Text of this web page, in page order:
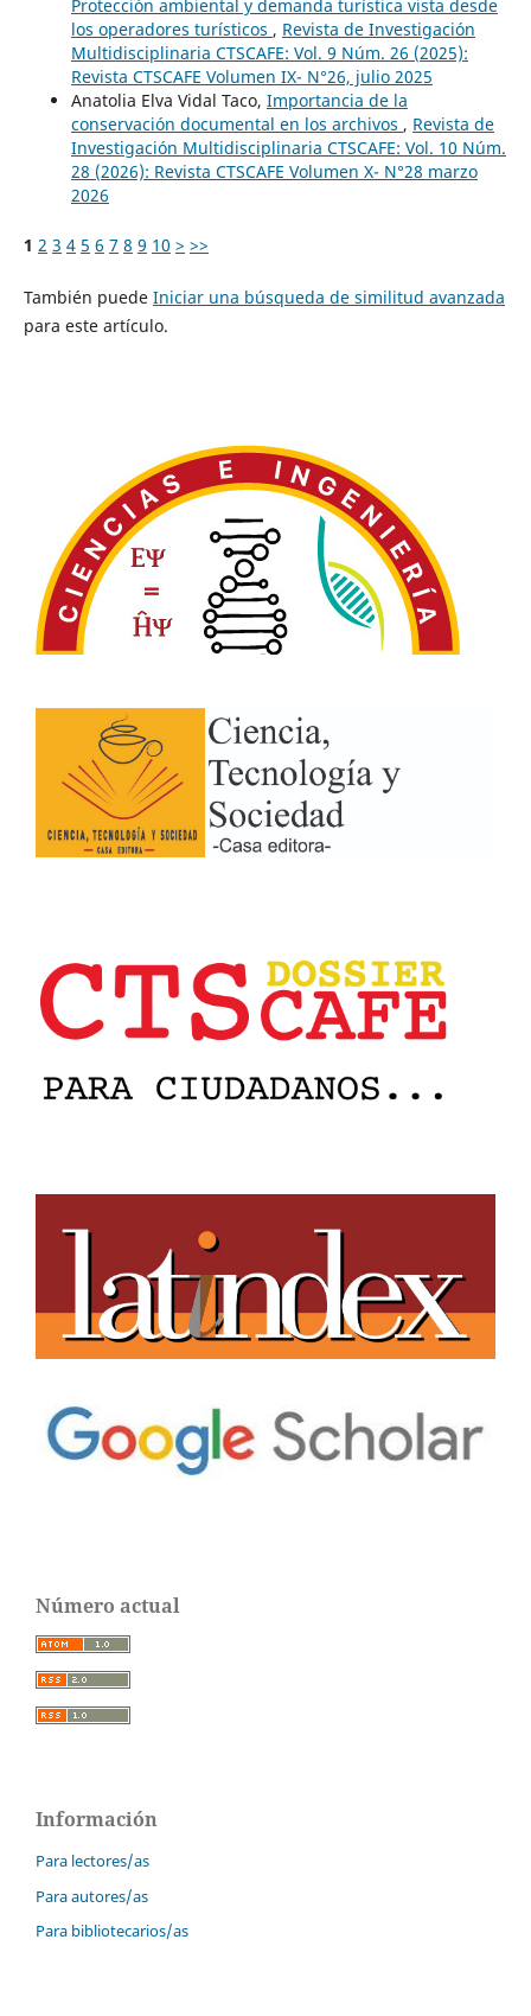
Protección ambiental y demanda turística vista desde
los operadores turísticos , Revista de Investigación
Multidisciplinaria CTSCAFE: Vol. 9 Núm. 26 (2025):
Revista CTSCAFE Volumen IX- N°26, julio 2025
Anatolia Elva Vidal Taco, Importancia de la
conservación documental en los archivos , Revista de
Investigación Multidisciplinaria CTSCAFE: Vol. 10 Núm.
28 (2026): Revista CTSCAFE Volumen X- N°28 marzo
2026
1 2 3 4 5 6 7 8 9 10 > >>
También puede Iniciar una búsqueda de similitud avanzada
para este artículo.
Número actual
Información
Para lectores/as
Para autores/as
Para bibliotecarios/as